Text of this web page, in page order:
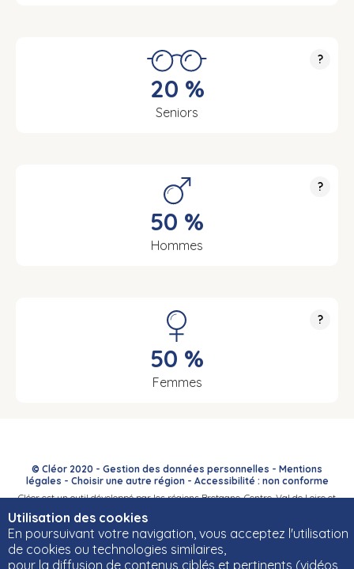
Utilisation des cookies
En poursuivant votre navigation, vous acceptez l'utilisation
de cookies ou technologies similaires,
pour la diffusion de contenus ciblés et pertinents (vidéos,
?
20 %
Seniors
?
50 %
Hommes
?
50 %
Femmes
© Cléor 2020 - Gestion des données personnelles - Mentions
légales - Choisir une autre région- Accessibilité : non conforme
Cléor est un outil développé par les régions Bretagne, Centre-Val de Loire et